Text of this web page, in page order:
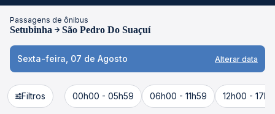
Passagens de ônibus
Setubinha São Pedro Do Suaçuí
Sexta-feira, 07 de Agosto Alterar data
Filtros 00h00 - 05h59 06h00 - 11h59 12h00 -